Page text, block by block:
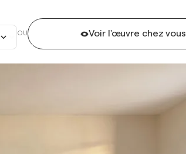
OU Voir l'œuvre chez vous